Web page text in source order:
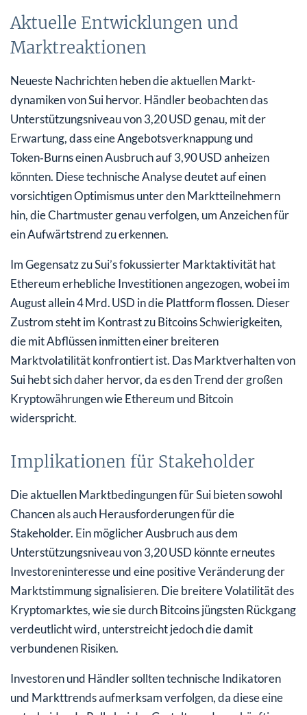
Aktuelle Entwicklungen und
Marktreaktionen
Neueste Nachrichten heben die aktuellen Markt­
dynamiken von Sui hervor. Händler beobachten das
Unterstützungsniveau von 3,20 USD genau, mit der
Erwartung, dass eine Angebotsverknappung und
Token‑Burns einen Ausbruch auf 3,90 USD anheizen
könnten. Diese technische Analyse deutet auf einen
vorsichtigen Optimismus unter den Marktteilnehmern
hin, die Chartmuster genau verfolgen, um Anzeichen für
ein Aufwärtstrend zu erkennen.
Im Gegensatz zu Sui’s fokussierter Marktaktivität hat
Ethereum erhebliche Investitionen angezogen, wobei im
August allein 4 Mrd. USD in die Plattform flossen. Dieser
Zustrom steht im Kontrast zu Bitcoins Schwierigkeiten,
die mit Abflüssen inmitten einer breiteren
Marktvolatilität konfrontiert ist. Das Marktverhalten von
Sui hebt sich daher hervor, da es den Trend der großen
Kryptowährungen wie Ethereum und Bitcoin
widerspricht.
Implikationen für Stakeholder
Die aktuellen Marktbedingungen für Sui bieten sowohl
Chancen als auch Herausforderungen für die
Stakeholder. Ein möglicher Ausbruch aus dem
Unterstützungsniveau von 3,20 USD könnte erneutes
Investoreninteresse und eine positive Veränderung der
Marktstimmung signalisieren. Die breitere Volatilität des
Kryptomarktes, wie sie durch Bitcoins jüngsten Rückgang
verdeutlicht wird, unterstreicht jedoch die damit
verbundenen Risiken.
Investoren und Händler sollten technische Indikatoren
und Markttrends aufmerksam verfolgen, da diese eine